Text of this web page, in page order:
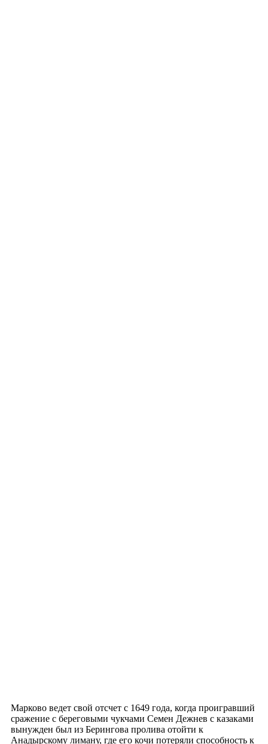
Марково ведет свой отсчет с 1649 года, когда проигравший
сражение с береговыми чукчами Семен Дежнев с казаками
вынужден был из Берингова пролива отойти к
Анадырскому лиману, где его кочи потеряли способность к